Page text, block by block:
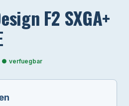
F2 SXGA+
verfuegbar